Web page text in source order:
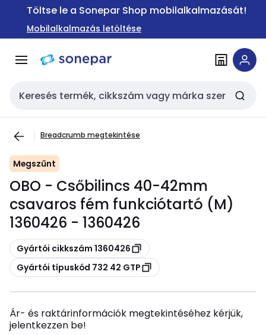
Ugrás a
Ugrás a
tartalomra
Töltse le a Sonepar Shop mobilalkalmazását!
Mobilalkalmazás letöltése
Keresési bemenet
Breadcrumb megtekintése
Megszűnt
OBO - Csőbilincs 40-42mm
csavaros fém funkciótartó (M)
1360426 - 1360426
Másolás
Gyártói cikkszám 1360426
Másolás
Gyártói típuskód 732 42 GTP
Ár- és raktárinformációk megtekintéséhez kérjük,
jelentkezzen be!